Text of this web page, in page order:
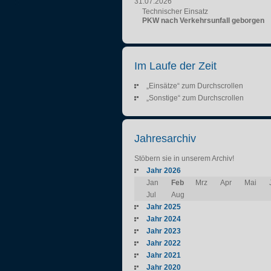
Technischer Einsatz
PKW nach Verkehrsunfall geborgen
Im Laufe der Zeit
„Einsätze“ zum Durchscrollen
„Sonstige“ zum Durchscrollen
Jahresarchiv
Stöbern sie in unserem Archiv!
Jahr 2026
Jan
Feb Mrz Apr Mai
Jul
Aug
Jahr 2025
Jahr 2024
Jahr 2023
Jahr 2022
Jahr 2021
Jahr 2020